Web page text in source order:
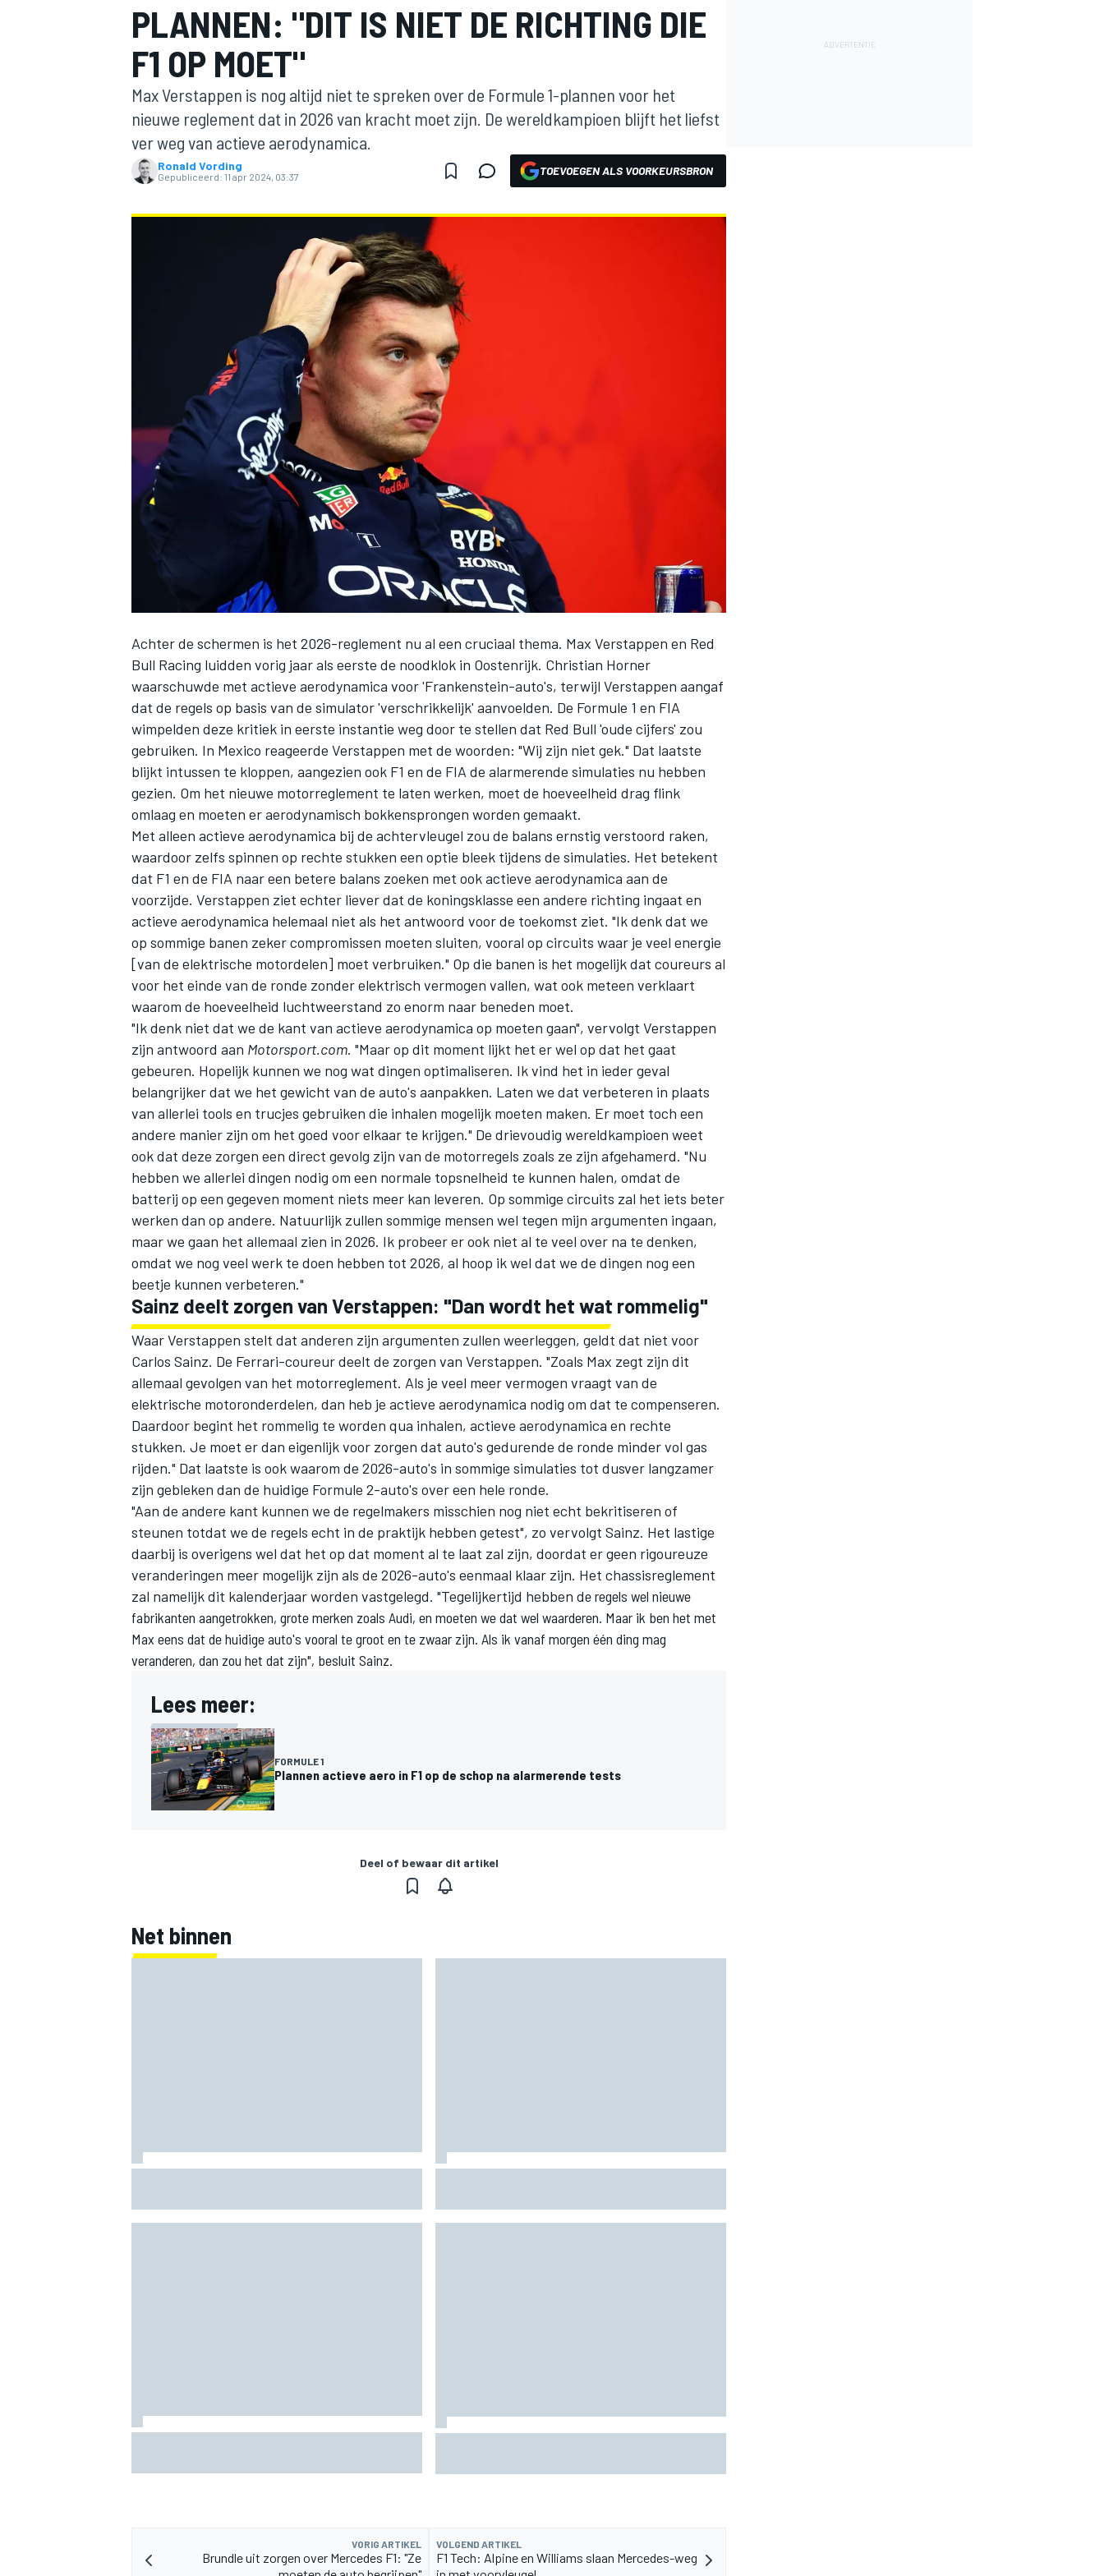
MOTOGP
INDYCAR
PLANNEN: "DIT IS NIET DE RICHTING DIE
F1 OP MOET"
Max Verstappen is nog altijd niet te spreken over de Formule 1-plannen voor het
nieuwe reglement dat in 2026 van kracht moet zijn. De wereldkampioen blijft het liefst
ver weg van actieve aerodynamica.
Ronald Vording
Gepubliceerd: 11 apr 2024, 03:37 TOEVOEGEN ALS VOORKEURSBRON
Achter de schermen is het 2026-reglement nu al een cruciaal thema. Max Verstappen en Red
Bull Racing luidden vorig jaar als eerste de noodklok in Oostenrijk. Christian Horner
waarschuwde met actieve aerodynamica voor 'Frankenstein-auto's, terwijl Verstappen aangaf
dat de regels op basis van de simulator 'verschrikkelijk' aanvoelden. De Formule 1 en FIA
wimpelden deze kritiek in eerste instantie weg door te stellen dat Red Bull 'oude cijfers' zou
gebruiken. In Mexico reageerde Verstappen met de woorden: "Wij zijn niet gek." Dat laatste
blijkt intussen te kloppen, aangezien ook F1 en de FIA de alarmerende simulaties nu hebben
gezien. Om het nieuwe motorreglement te laten werken, moet de hoeveelheid drag flink
omlaag en moeten er aerodynamisch bokkensprongen worden gemaakt.
Met alleen actieve aerodynamica bij de achtervleugel zou de balans ernstig verstoord raken,
waardoor zelfs spinnen op rechte stukken een optie bleek tijdens de simulaties. Het betekent
dat F1 en de FIA naar een betere balans zoeken met ook actieve aerodynamica aan de
voorzijde. Verstappen ziet echter liever dat de koningsklasse een andere richting ingaat en
actieve aerodynamica helemaal niet als het antwoord voor de toekomst ziet. "Ik denk dat we
op sommige banen zeker compromissen moeten sluiten, vooral op circuits waar je veel energie
[van de elektrische motordelen] moet verbruiken." Op die banen is het mogelijk dat coureurs al
voor het einde van de ronde zonder elektrisch vermogen vallen, wat ook meteen verklaart
waarom de hoeveelheid luchtweerstand zo enorm naar beneden moet.
"Ik denk niet dat we de kant van actieve aerodynamica op moeten gaan", vervolgt Verstappen
zijn antwoord aan Motorsport.com. "Maar op dit moment lijkt het er wel op dat het gaat
gebeuren. Hopelijk kunnen we nog wat dingen optimaliseren. Ik vind het in ieder geval
belangrijker dat we het gewicht van de auto's aanpakken. Laten we dat verbeteren in plaats
van allerlei tools en trucjes gebruiken die inhalen mogelijk moeten maken. Er moet toch een
andere manier zijn om het goed voor elkaar te krijgen." De drievoudig wereldkampioen weet
ook dat deze zorgen een direct gevolg zijn van de motorregels zoals ze zijn afgehamerd. "Nu
hebben we allerlei dingen nodig om een normale topsnelheid te kunnen halen, omdat de
batterij op een gegeven moment niets meer kan leveren. Op sommige circuits zal het iets beter
werken dan op andere. Natuurlijk zullen sommige mensen wel tegen mijn argumenten ingaan,
maar we gaan het allemaal zien in 2026. Ik probeer er ook niet al te veel over na te denken,
omdat we nog veel werk te doen hebben tot 2026, al hoop ik wel dat we de dingen nog een
beetje kunnen verbeteren."
Sainz deelt zorgen van Verstappen: "Dan wordt het wat rommelig"
Waar Verstappen stelt dat anderen zijn argumenten zullen weerleggen, geldt dat niet voor
Carlos Sainz. De Ferrari-coureur deelt de zorgen van Verstappen. "Zoals Max zegt zijn dit
allemaal gevolgen van het motorreglement. Als je veel meer vermogen vraagt van de
elektrische motoronderdelen, dan heb je actieve aerodynamica nodig om dat te compenseren.
Daardoor begint het rommelig te worden qua inhalen, actieve aerodynamica en rechte
stukken. Je moet er dan eigenlijk voor zorgen dat auto's gedurende de ronde minder vol gas
rijden." Dat laatste is ook waarom de 2026-auto's in sommige simulaties tot dusver langzamer
zijn gebleken dan de huidige Formule 2-auto's over een hele ronde.
"Aan de andere kant kunnen we de regelmakers misschien nog niet echt bekritiseren of
steunen totdat we de regels echt in de praktijk hebben getest", zo vervolgt Sainz. Het lastige
daarbij is overigens wel dat het op dat moment al te laat zal zijn, doordat er geen rigoureuze
veranderingen meer mogelijk zijn als de 2026-auto's eenmaal klaar zijn. Het chassisreglement
zal namelijk dit kalenderjaar worden vastgelegd. "Tegelijkertijd hebben de regels wel nieuwe
fabrikanten aangetrokken, grote merken zoals Audi, en moeten we dat wel waarderen. Maar ik ben het met
Max eens dat de huidige auto's vooral te groot en te zwaar zijn. Als ik vanaf morgen één ding mag
veranderen, dan zou het dat zijn", besluit Sainz.
Lees meer:
FORMULE 1
Plannen actieve aero in F1 op de schop na alarmerende tests
Deel of bewaar dit artikel
Net binnen
VORIG ARTIKEL
Brundle uit zorgen over Mercedes F1: "Ze
VOLGEND ARTIKEL
F1 Tech: Alpine en Williams slaan Mercedes-weg